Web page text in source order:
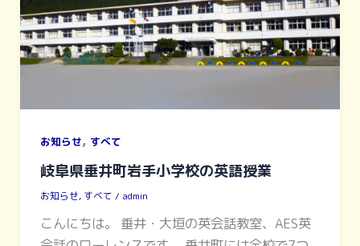
お知らせ, すべて
岐阜県垂井町岩手小学校の英語授業
お知らせ, すべて / admin
こんにちは。 垂井・大垣の英会話教室、AES英